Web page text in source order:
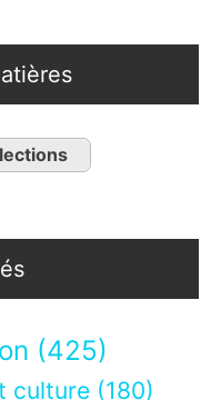
(425)
culture (180)